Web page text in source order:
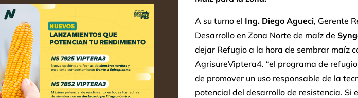
A su turno el Ing. Diego Agueci, Gerente
Desarrollo en Zona Norte de maíz de
dejar Refugio a la hora de sembrar maíz
AgrisureViptera4. “el programa de
de promover un uso responsable de la
potencial del desarrollo de resistencia. Si